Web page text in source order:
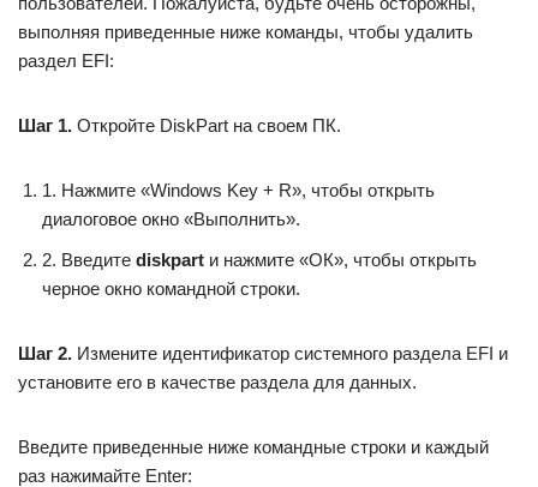
выполняя приведенные ниже команды, чтобы удалить
раздел EFI:
Шаг 1. Откройте DiskPart на своем ПК.
1. Нажмите «Windows Key + R», чтобы открыть
диалоговое окно «Выполнить».
2. Введите diskpart и нажмите «ОК», чтобы открыть
черное окно командной строки.
Шаг 2. Измените идентификатор системного раздела EFI и
установите его в качестве раздела для данных.
Введите приведенные ниже командные строки и каждый
раз нажимайте Enter: